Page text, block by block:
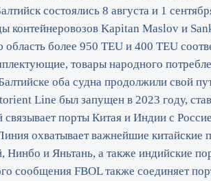
состоялись 8 августа и 1
контейнеровозов Kapitan Maslov и
более 950 TEU и 400 TEU
товары народного
оба судна продолжили свой
Line был запущен в 2023 году,
порты Китая и Индии с
охватывает важнейшие китайские
и Яньтань, а также индийские
сообщения FBOL также соединяет